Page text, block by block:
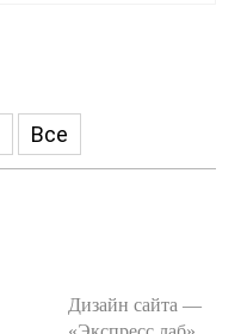
Все
Дизайн сайта —